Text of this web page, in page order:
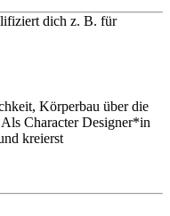
dich z. B. für
Körperbau über die
Character Designer*in
kreierst